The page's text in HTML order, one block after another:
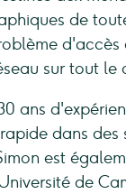
de
sur tout le
ans
dans des
est
de